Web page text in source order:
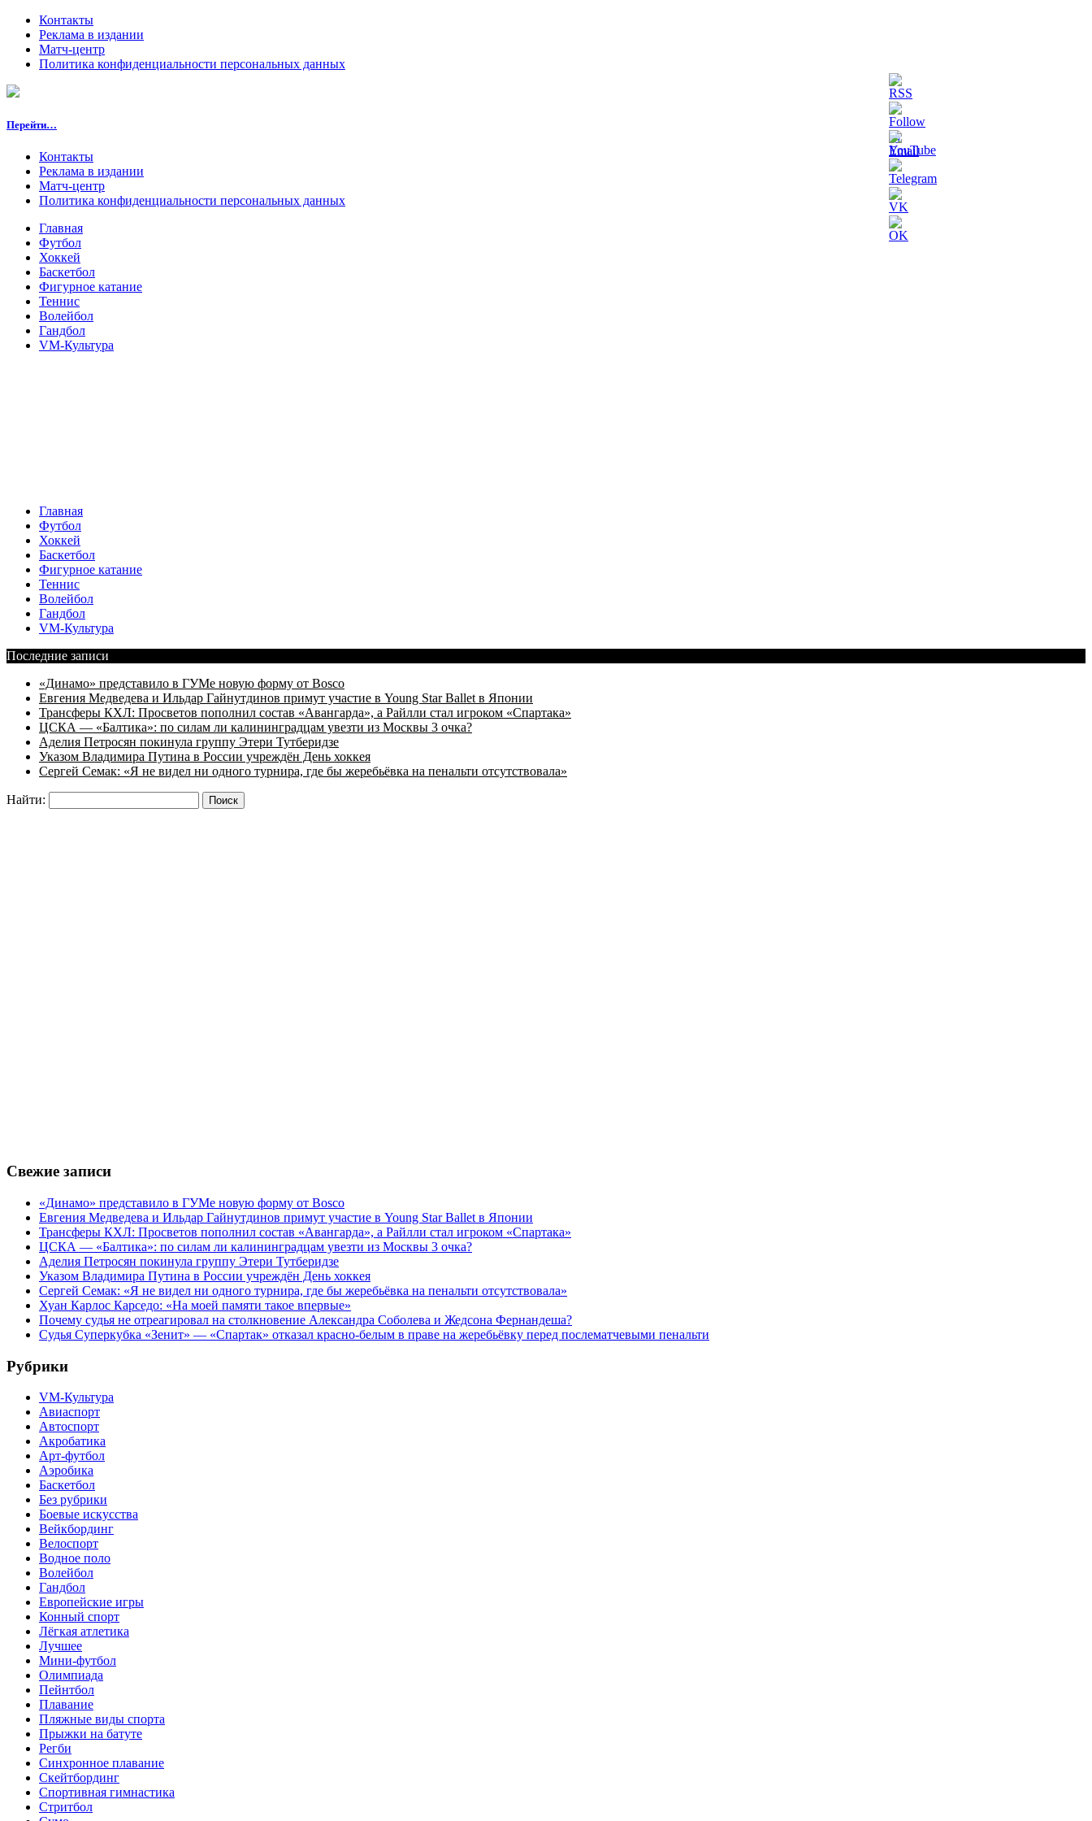
Контакты
Реклама в издании
Матч-центр
Политика конфиденциальности персональных данных
Перейти…
Контакты
Реклама в издании
Матч-центр
Политика конфиденциальности персональных данных
Главная
Футбол
Хоккей
Баскетбол
Фигурное катание
Теннис
Волейбол
Гандбол
VM-Культура
Главная
Футбол
Хоккей
Баскетбол
Фигурное катание
Теннис
Волейбол
Гандбол
VM-Культура
Последние записи
«Динамо» представило в ГУМе новую форму от Bosco
Евгения Медведева и Ильдар Гайнутдинов примут участие в Young Star Ballet в Японии
Трансферы КХЛ: Просветов пополнил состав «Авангарда», а Райлли стал игроком «Спартака»
ЦСКА — «Балтика»: по силам ли калининградцам увезти из Москвы 3 очка?
Аделия Петросян покинула группу Этери Тутберидзе
Указом Владимира Путина в России учреждён День хоккея
Сергей Семак: «Я не видел ни одного турнира, где бы жеребьёвка на пенальти отсутствовала»
Найти:
Свежие записи
«Динамо» представило в ГУМе новую форму от Bosco
Евгения Медведева и Ильдар Гайнутдинов примут участие в Young Star Ballet в Японии
Трансферы КХЛ: Просветов пополнил состав «Авангарда», а Райлли стал игроком «Спартака»
ЦСКА — «Балтика»: по силам ли калининградцам увезти из Москвы 3 очка?
Аделия Петросян покинула группу Этери Тутберидзе
Указом Владимира Путина в России учреждён День хоккея
Сергей Семак: «Я не видел ни одного турнира, где бы жеребьёвка на пенальти отсутствовала»
Хуан Карлос Карседо: «На моей памяти такое впервые»
Почему судья не отреагировал на столкновение Александра Соболева и Жедсона Фернандеша?
Судья Суперкубка «Зенит» — «Спартак» отказал красно-белым в праве на жеребьёвку перед послематчевыми пенальти
Рубрики
VM-Культура
Авиаспорт
Автоспорт
Акробатика
Арт-футбол
Аэробика
Баскетбол
Без рубрики
Боевые искусства
Вейкбординг
Велоспорт
Водное поло
Волейбол
Гандбол
Европейские игры
Конный спорт
Лёгкая атлетика
Лучшее
Мини-футбол
Олимпиада
Пейнтбол
Плавание
Пляжные виды спорта
Прыжки на батуте
Регби
Синхронное плавание
Скейтбординг
Спортивная гимнастика
Стритбол